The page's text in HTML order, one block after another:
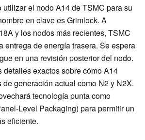
utilizar el nodo A14 de TSMC para su
en clave es Grimlock. A
y los nodos más recientes, TSMC
entrega de energía trasera. Se espera
en una revisión posterior del nodo.
detalles exactos sobre cómo A14
de generación actual como N2 y N2X.
tecnología punta como
Level Packaging) para permitir un
eficiente.